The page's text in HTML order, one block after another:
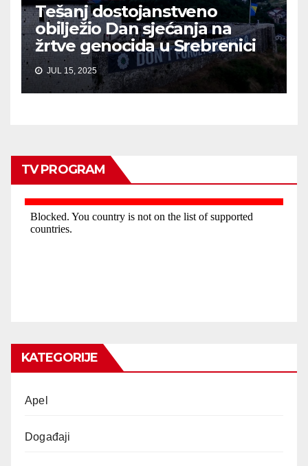
Tešanj dostojanstveno
obilježio Dan sjećanja na
žrtve genocida u Srebrenici
JUL 15, 2025
TV PROGRAM
KATEGORIJE
Apel
Događaji